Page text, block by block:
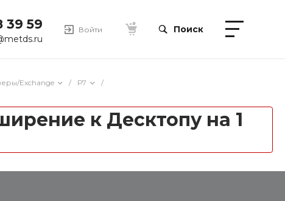
39 59 Войти Поиск
Exchange / Р7
/
к Десктопу на 1